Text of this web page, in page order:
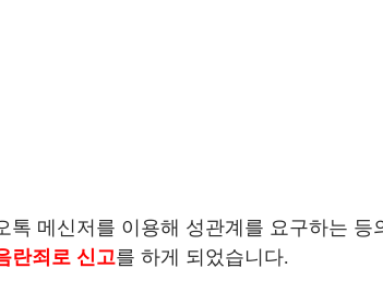
메신저를 이용해 성관계를 요구하는 등
란죄로 신고를 하게 되었습니다.